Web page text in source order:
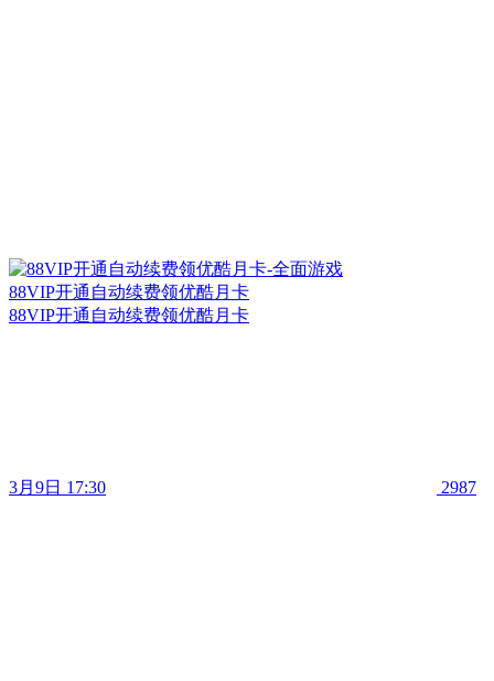
88VIP开通自动续费领优酷月卡
88VIP开通自动续费领优酷月卡
3月9日 17:30 2987